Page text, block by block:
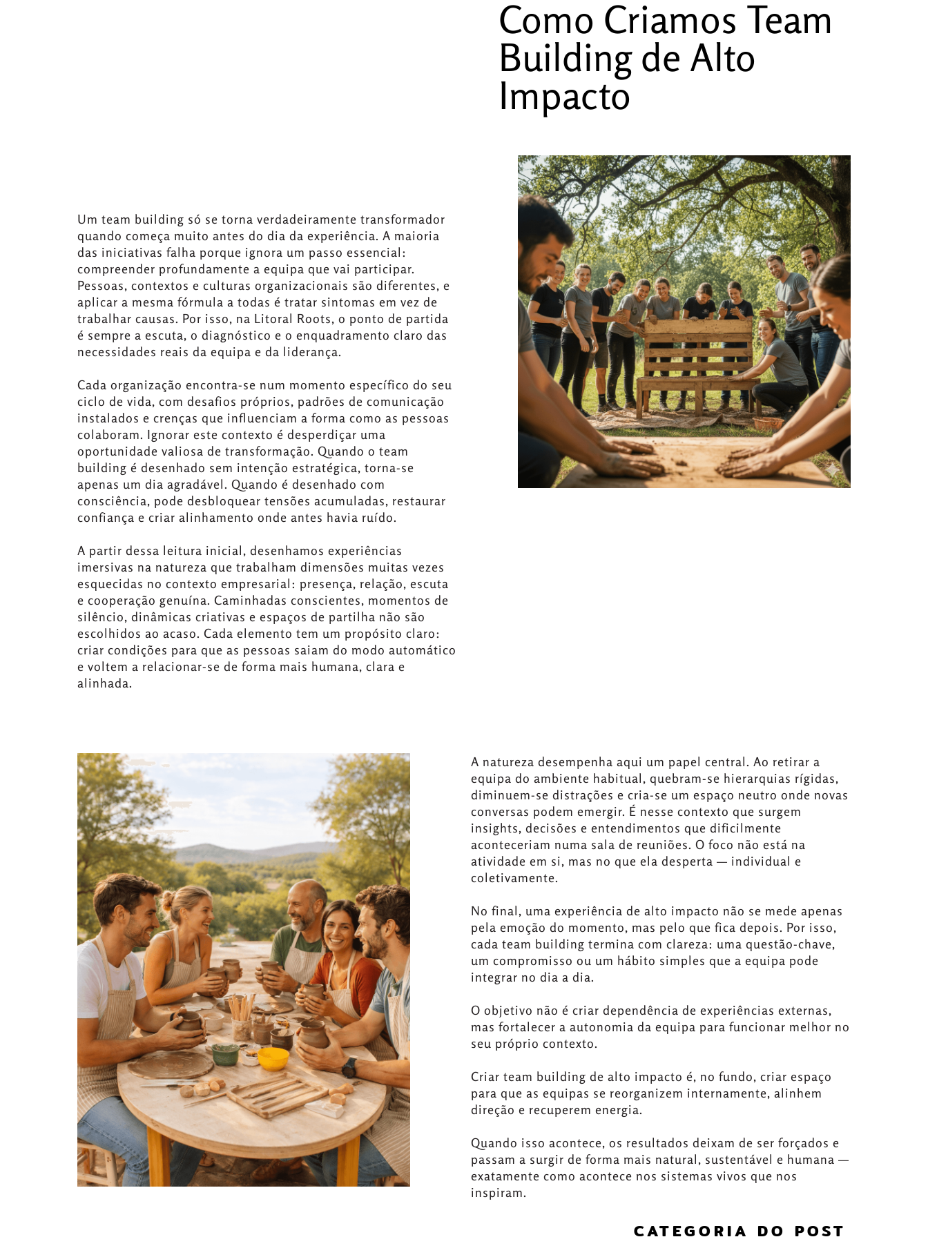
Como Criamos Team
Building de Alto
Impacto
Um team building só se torna verdadeiramente transformador
quando começa muito antes do dia da experiência. A maioria
das iniciativas falha porque ignora um passo essencial:
compreender profundamente a equipa que vai participar.
Pessoas, contextos e culturas organizacionais são diferentes, e
aplicar a mesma fórmula a todas é tratar sintomas em vez de
trabalhar causas. Por isso, na Litoral Roots, o ponto de partida
é sempre a escuta, o diagnóstico e o enquadramento claro das
necessidades reais da equipa e da liderança.
Cada organização encontra-se num momento específico do seu
ciclo de vida, com desafios próprios, padrões de comunicação
instalados e crenças que influenciam a forma como as pessoas
colaboram. Ignorar este contexto é desperdiçar uma
oportunidade valiosa de transformação. Quando o team
building é desenhado sem intenção estratégica, torna-se
apenas um dia agradável. Quando é desenhado com
consciência, pode desbloquear tensões acumuladas, restaurar
confiança e criar alinhamento onde antes havia ruído.
A partir dessa leitura inicial, desenhamos experiências
imersivas na natureza que trabalham dimensões muitas vezes
esquecidas no contexto empresarial: presença, relação, escuta
e cooperação genuína. Caminhadas conscientes, momentos de
silêncio, dinâmicas criativas e espaços de partilha não são
escolhidos ao acaso. Cada elemento tem um propósito claro:
criar condições para que as pessoas saiam do modo automático
e voltem a relacionar-se de forma mais humana, clara e
alinhada.
A natureza desempenha aqui um papel central. Ao retirar a
equipa do ambiente habitual, quebram-se hierarquias rígidas,
diminuem-se distrações e cria-se um espaço neutro onde novas
conversas podem emergir. É nesse contexto que surgem
insights, decisões e entendimentos que dificilmente
aconteceriam numa sala de reuniões. O foco não está na
atividade em si, mas no que ela desperta — individual e
coletivamente.
No final, uma experiência de alto impacto não se mede apenas
pela emoção do momento, mas pelo que fica depois. Por isso,
cada team building termina com clareza: uma questão-chave,
um compromisso ou um hábito simples que a equipa pode
integrar no dia a dia.
O objetivo não é criar dependência de experiências externas,
mas fortalecer a autonomia da equipa para funcionar melhor no
seu próprio contexto.
Criar team building de alto impacto é, no fundo, criar espaço
para que as equipas se reorganizem internamente, alinhem
direção e recuperem energia.
Quando isso acontece, os resultados deixam de ser forçados e
passam a surgir de forma mais natural, sustentável e humana —
exatamente como acontece nos sistemas vivos que nos
inspiram.
CATEGORIA DO POST